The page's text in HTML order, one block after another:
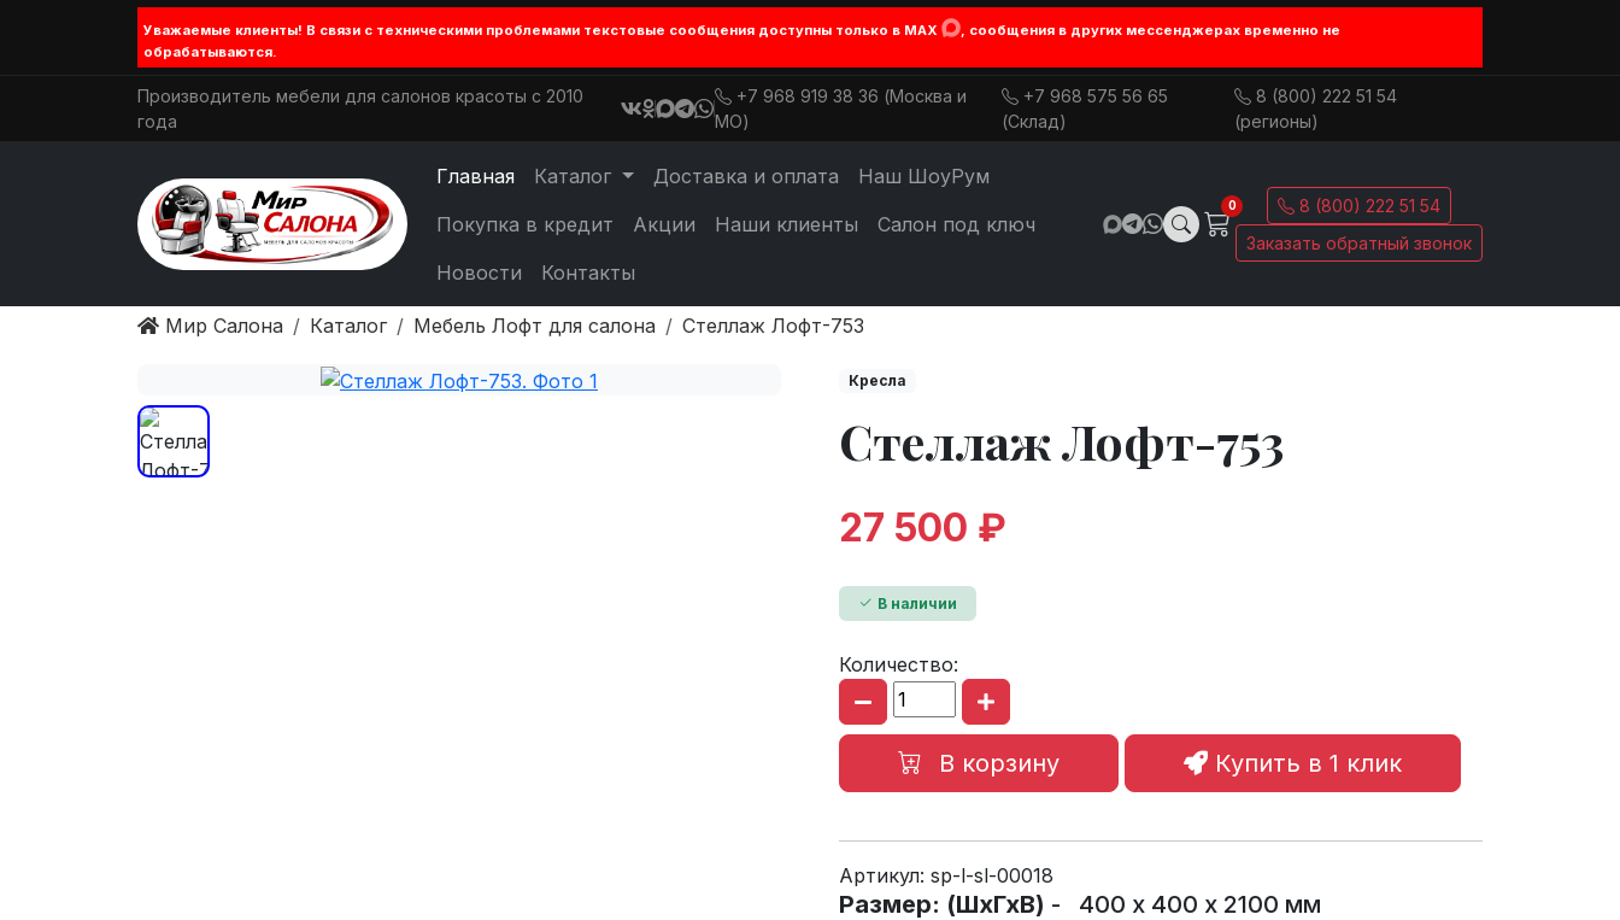
Уважаемые клиенты! В связи с техническими проблемами текстовые сообщения доступны только в MAX
, сообщения в других мессенджерах временно не
обрабатываются.
Производитель мебели для салонов красоты с 2010
года
+7 968 919 38 36 (Москва и
МО)
+7 968 575 56 65
(Склад)
8 (800) 222 51 54
(регионы)
Главная Каталог Доставка и оплата
Наш ШоуРум
Покупка в кредит
Акции Наши клиенты
Салон под ключ
Новости
Контакты
0
8 (800) 222 51 54
Заказать обратный звонок
Мир Салона Каталог Мебель Лофт для салона Стеллаж Лофт-753
Кресла
Стеллаж Лофт-753
27 500 ₽
В наличии
Количество:
В корзину Купить в 1 клик
Артикул: sp-l-sl-00018
Размер: (ШхГхВ) - 400 х 400 х 2100 мм